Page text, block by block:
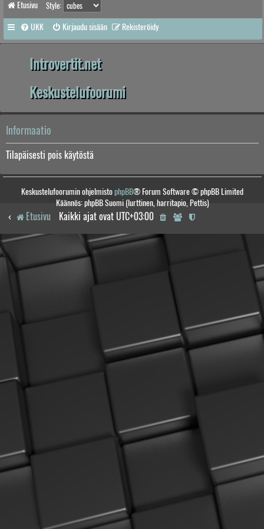
Etusivu Style:
UKK Kirjaudu sisään Rekisteröidy
Introvertit.net
Keskustelufoorumi
Informaatio
Tilapäisesti pois käytöstä
Keskustelufoorumin ohjelmistophpBB® Forum Software © phpBB Limited
Käännös: phpBB Suomi (lurttinen, harritapio, Pettis)
Etusivu Kaikki ajat ovat UTC+03:00